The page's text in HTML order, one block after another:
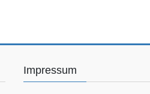
Impressum